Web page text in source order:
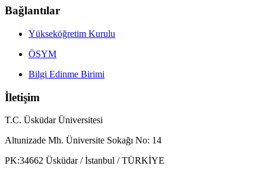
Bağlantılar
Yükseköğretim Kurulu
ÖSYM
Bilgi Edinme Birimi
İletişim
T.C. Üsküdar Üniversitesi
Altunizade Mh. Üniversite Sokağı No: 14
PK:34662 Üsküdar / İstanbul / TÜRKİYE